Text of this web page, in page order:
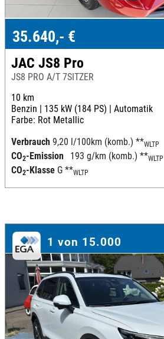
35.640,- €
JAC JS8 Pro
JS8 PRO A/T 7SITZER
10 km
Benzin | 135 kW (184 PS) | Automatik
Farbe: Rot Metallic
Verbrauch 9,20 l/100km (komb.) **WLTP
CO2-Emission 193 g/km (komb.) **WLTP
CO2-Klasse G **WLTP
1 von 15.000